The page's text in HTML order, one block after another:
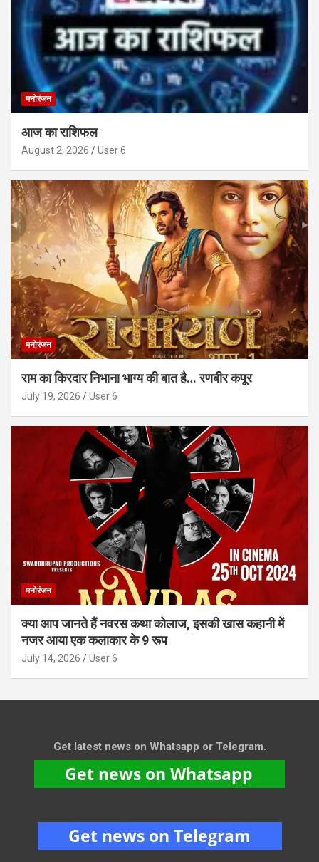
मनोरंजन
आज का राशिफल
August 2, 2026 User 6
मनोरंजन
राम का किरदार निभाना भाग्य की बात है… रणबीर कपूर
July 19, 2026 User 6
मनोरंजन
क्या आप जानते हैं नवरस कथा कोलाज, इसकी खास कहानी में
नजर आया एक कलाकार के 9 रूप
July 14, 2026 User 6
Get latest news on Whatsapp or Telegram.